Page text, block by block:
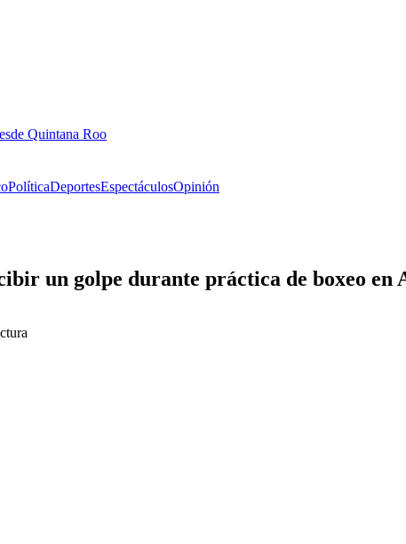
Quintana Roo
PolíticaDeportesEspectáculosOpinión
un golpe durante práctica de boxeo en